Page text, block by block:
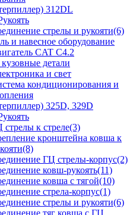
312DL
стрелы и рукояти(6)
и навесное оборудование
CAT С4.2
детали
и свет
кондиционирования и
325D, 329D
стрелы к стреле(3)
кронштейна ковша к
ГЦ стрелы-корпус(2)
ковш-рукоять(11)
ковша с тягой(10)
стрела-корпус(1)
стрелы и рукояти(6)
тяг ковша с ГЦ